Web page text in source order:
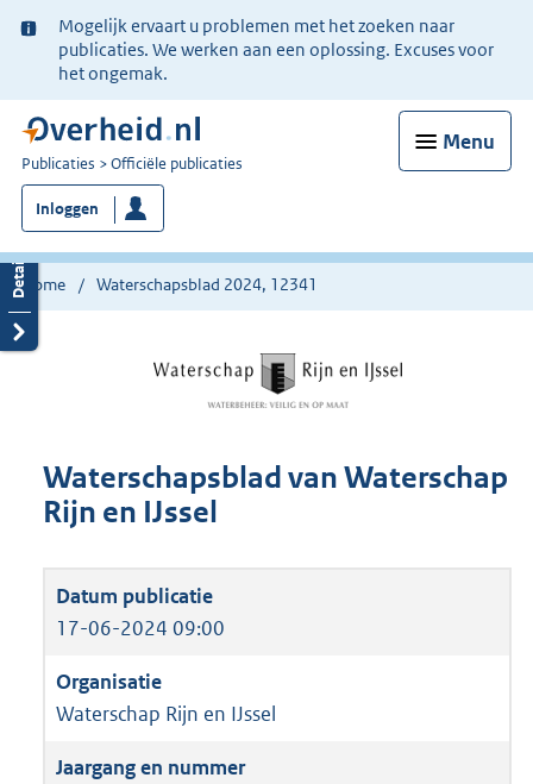
Ter
informatie:
Mogelijk ervaart u problemen met het zoeken naar
publicaties. We werken aan een oplossing. Excuses voor
het ongemak.
Menu
U
bent
nu
hier:
Publicaties Officiële publicaties
Inloggen
Home Waterschapsblad 2024, 12341
Waterschapsblad van Waterschap
Rijn en IJssel
17-06-2024 09:00
Waterschap Rijn en IJssel